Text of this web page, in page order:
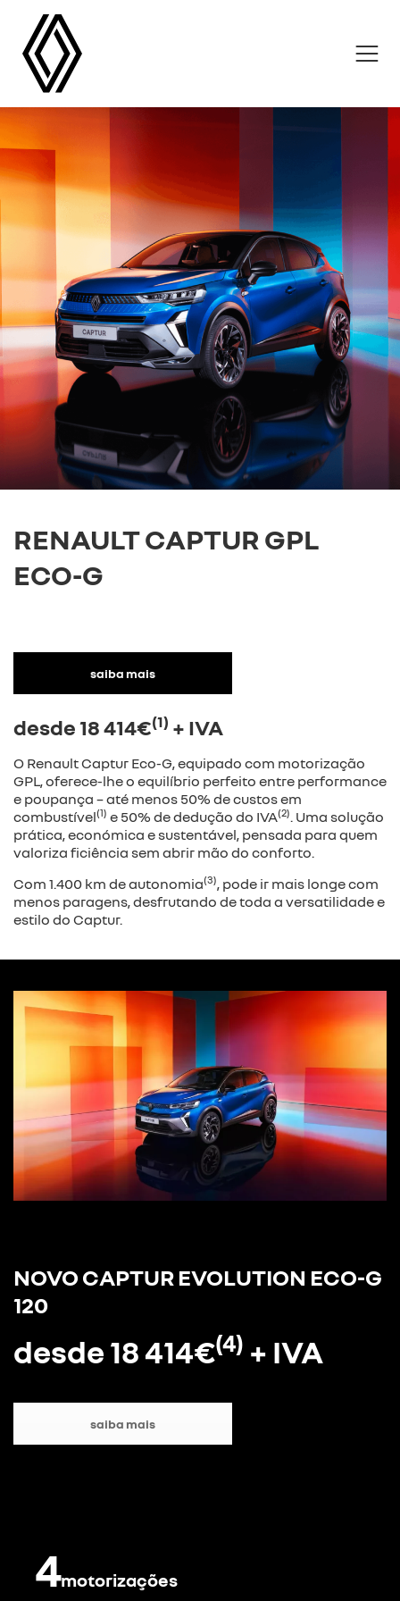
COMERCIAIS RENAULT
OFICINAS
CAMPANHAS
LOCALIZAÇÕES
NOTÍCIAS
Caetano
RENAULT CAPTUR GPL
ECO-G
saiba mais
desde 18 414€(1) + IVA
O Renault Captur Eco-G, equipado com motorização
GPL, oferece-lhe o equilíbrio perfeito entre performance
e poupança – até menos 50% de custos em
combustível(1) e 50% de dedução do IVA(2). Uma solução
prática, económica e sustentável, pensada para quem
valoriza ficiência sem abrir mão do conforto.
Com 1.400 km de autonomia(3), pode ir mais longe com
menos paragens, desfrutando de toda a versatilidade e
estilo do Captur.
NOVO CAPTUR EVOLUTION ECO-G
120
desde 18 414€(4) + IVA
saiba mais
4motorizações